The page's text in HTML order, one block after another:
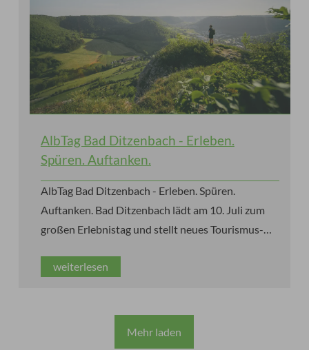
AlbTag Bad Ditzenbach - Erleben.
Spüren. Auftanken.
AlbTag Bad Ditzenbach - Erleben. Spüren.
Auftanken. Bad Ditzenbach lädt am 10. Juli zum
großen Erlebnistag und stellt neues Tourismus-
weiterlesen
Mehr laden